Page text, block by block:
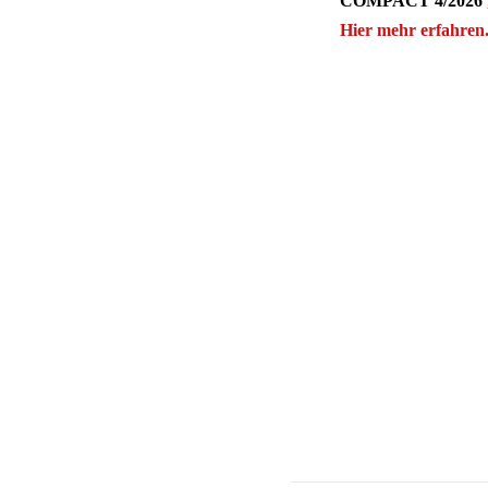
Hier mehr erfahren.